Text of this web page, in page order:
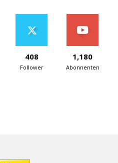
408
Follower
1,180
Abonnenten